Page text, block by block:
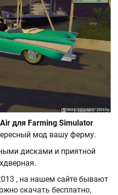
для Farming Simulator
мод вашу ферму.
дисками и приятной
скачать бесплатно,